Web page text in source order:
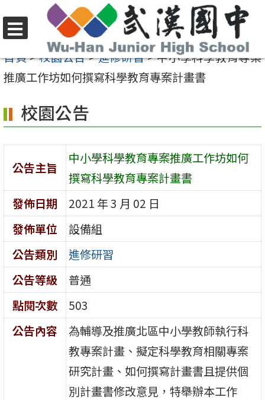
至
要
容
區
選
單
首頁>校園公告>進修研習>中小學科學教育專案
推廣工作坊如何撰寫科學教育專案計畫書
校園公告
公告主旨
中小學科學教育專案推廣工作坊如何
撰寫科學教育專案計畫書
發佈日期
2021 年 3 月 02 日
發佈單位
設備組
公告類別
進修研習
公告等級
普通
點閱次數
503
公告內容
為輔導及推廣北區中小學教師執行科
教專案計畫、擬定科學教育相關專案
研究計畫、如何撰寫計畫書且提供個
別計畫書修改意見，特舉辦本工作